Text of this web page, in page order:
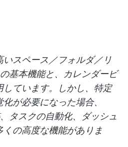
スペース／フォルダ／リ
基本機能と、カレンダービ
しています。しかし、特定
が必要になった場合、
タスクの自動化、ダッシュ
の高度な機能がありま